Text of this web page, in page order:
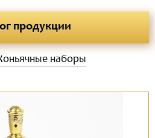
продукции
наборы